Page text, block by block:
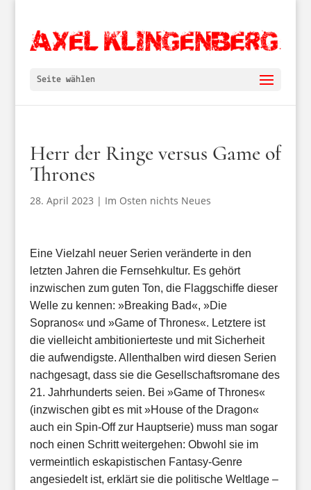
Seite wählen
Herr der Ringe versus Game of
Thrones
28. April 2023 | Im Osten nichts Neues
Eine Vielzahl neuer Serien veränderte in den
letzten Jahren die Fernsehkultur. Es gehört
inzwischen zum guten Ton, die Flaggschiffe dieser
Welle zu kennen: »Breaking Bad«, »Die
Sopranos« und »Game of Thrones«. Letztere ist
die vielleicht ambitionierteste und mit Sicherheit
die aufwendigste. Allenthalben wird diesen Serien
nachgesagt, dass sie die Gesellschaftsromane des
21. Jahrhunderts seien. Bei »Game of Thrones«
(inzwischen gibt es mit »House of the Dragon«
auch ein Spin-Off zur Hauptserie)muss man sogar
noch einen Schritt weitergehen: Obwohl sie im
vermeintlich eskapistischen Fantasy-Genre
angesiedelt ist, erklärt sie die politische Weltlage –